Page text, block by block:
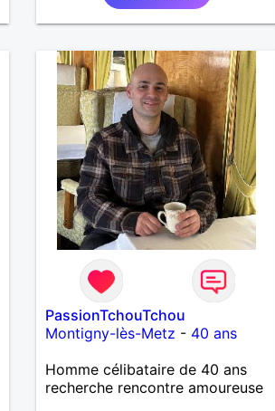
planter Alain
PassionTchouTchou
Montigny-lès-Metz - 40 ans
Homme célibataire de 40 ans
recherche rencontre amoureuse